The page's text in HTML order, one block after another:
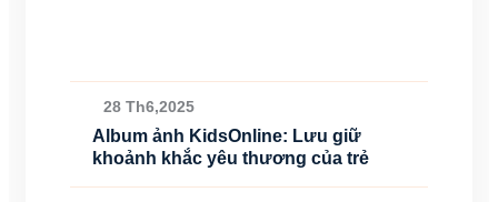
28 Th6,2025
Album ảnh KidsOnline: Lưu giữ
khoảnh khắc yêu thương của trẻ